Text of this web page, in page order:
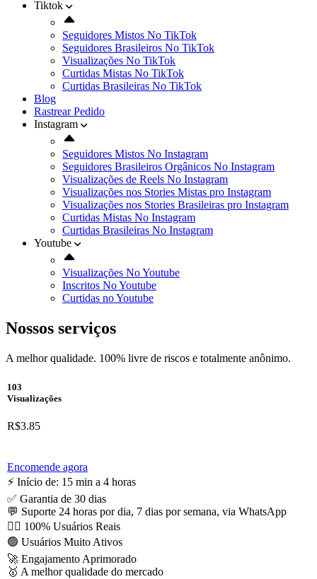
Tiktok
Seguidores Mistos No TikTok
Seguidores Brasileiros No TikTok
Visualizações No TikTok
Curtidas Mistas No TikTok
Curtidas Brasileiras No TikTok
Blog
Rastrear Pedido
Instagram
Seguidores Mistos No Instagram
Seguidores Brasileiros Orgânicos No Instagram
Visualizações de Reels No Instagram
Visualizações nos Stories Mistas pro Instagram
Visualizações nos Stories Brasileiras pro Instagram
Curtidas Mistas No Instagram
Curtidas Brasileiras No Instagram
Youtube
Visualizações No Youtube
Inscritos No Youtube
Curtidas no Youtube
Nossos serviços
A melhor qualidade. 100% livre de riscos e totalmente anônimo.
103
Visualizações
R$3.85
Encomende agora
⚡️ Início de: 15 min a 4 horas
✅ Garantia de 30 dias
💬 Suporte 24 horas por dia, 7 dias por semana, via WhatsApp
🙋‍♂️ 100% Usuários Reais
🟢 Usuários Muito Ativos
🚀 Engajamento Aprimorado
🥇 A melhor qualidade do mercado